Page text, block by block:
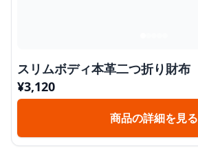
スリムボディ本革二つ折り財布
¥3,120
商品の詳細を見る